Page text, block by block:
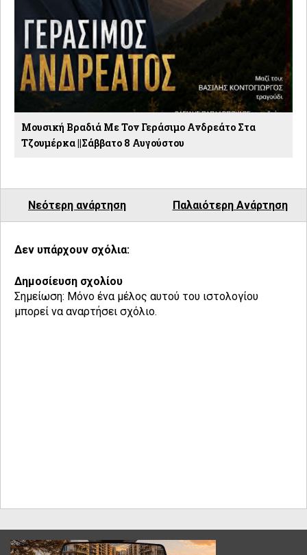
Μουσική Βραδιά Με Τον Γεράσιμο Ανδρεάτο Στα
Τζουμέρκα ||Σάββατο 8 Αυγούστου
Νεότερη ανάρτηση Παλαιότερη Ανάρτηση
Δεν υπάρχουν σχόλια:
Δημοσίευση σχολίου
Σημείωση: Μόνο ένα μέλος αυτού του ιστολογίου
μπορεί να αναρτήσει σχόλιο.